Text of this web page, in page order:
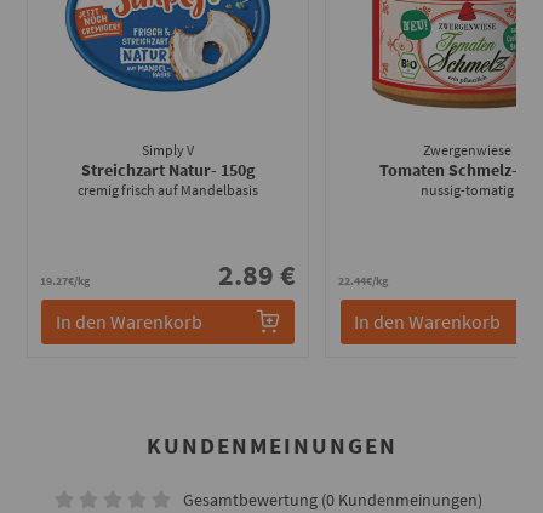
Simply V
Streichzart Natur- 150g
cremig frisch auf Mandelbasis
19.27€/kg 2.89 €
In den Warenkorb
Zwergenwiese
Tomaten Schmelz-
nussig-tomatig
22.44€/kg
In den Warenkorb
KUNDENMEINUNGEN
Gesamtbewertung (0 Kundenmeinungen)